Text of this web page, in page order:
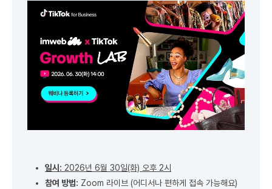
일시: 2026년 6월 30일(화) 오후 2시
참여 방법: Zoom 라이브 (어디서나 편하게 접속 가능해요)